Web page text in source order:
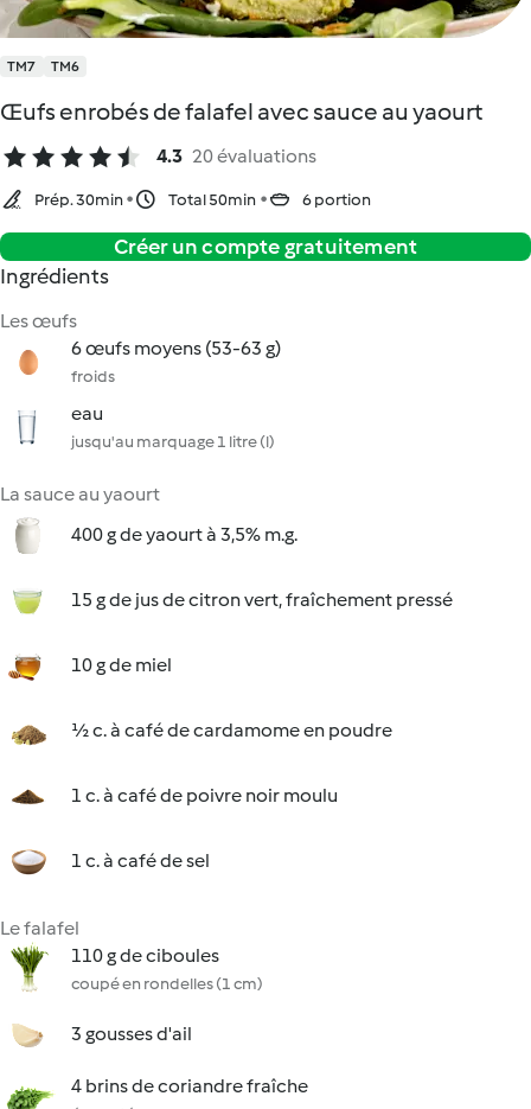
TM7 TM6
Œufs enrobés de falafel avec sauce au yaourt
4.3 20 évaluations
Prép. 30min Total 50min 6 portion
Créer un compte gratuitement
Ingrédients
Les œufs
6 œufs moyens (53-63 g)
froids
eau
jusqu'au marquage 1 litre (l)
La sauce au yaourt
400 g de yaourt à 3,5% m.g.
15 g de jus de citron vert, fraîchement pressé
10 g de miel
½ c. à café de cardamome en poudre
1 c. à café de poivre noir moulu
1 c. à café de sel
Le falafel
110 g de ciboules
coupé en rondelles (1 cm)
3 gousses d'ail
4 brins de coriandre fraîche